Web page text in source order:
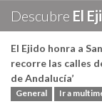
Descubre El
El Ejido honra a
recorre las calles
de Andalucía’
General Ir a